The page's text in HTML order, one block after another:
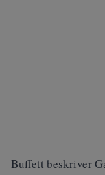
Buffett beskriver